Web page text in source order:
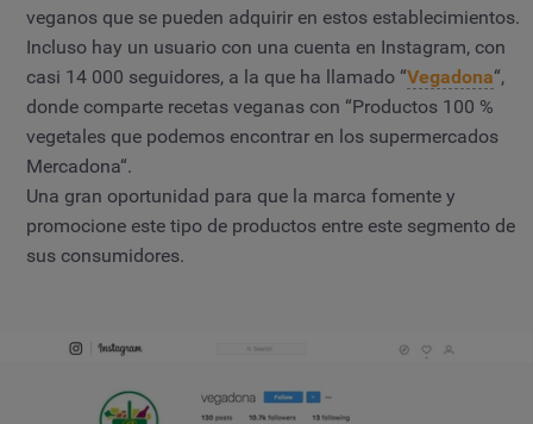
veganos que se pueden adquirir en estos establecimientos.
Incluso hay un usuario con una cuenta en Instagram, con
casi 14 000 seguidores, a la que ha llamado “Vegadona“,
donde comparte recetas veganas con “Productos 100 %
vegetales que podemos encontrar en los supermercados
Mercadona“.
Una gran oportunidad para que la marca fomente y
promocione este tipo de productos entre este segmento de
sus consumidores.